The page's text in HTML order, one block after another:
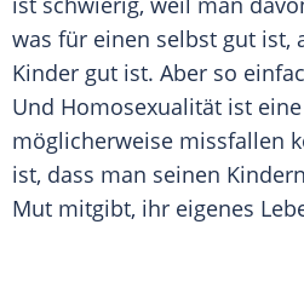
was für einen selbst gut ist,
Kinder gut ist. Aber so
Und Homosexualität ist
möglicherweise missfallen
ist, dass man seinen
Mut mitgibt, ihr eigenes